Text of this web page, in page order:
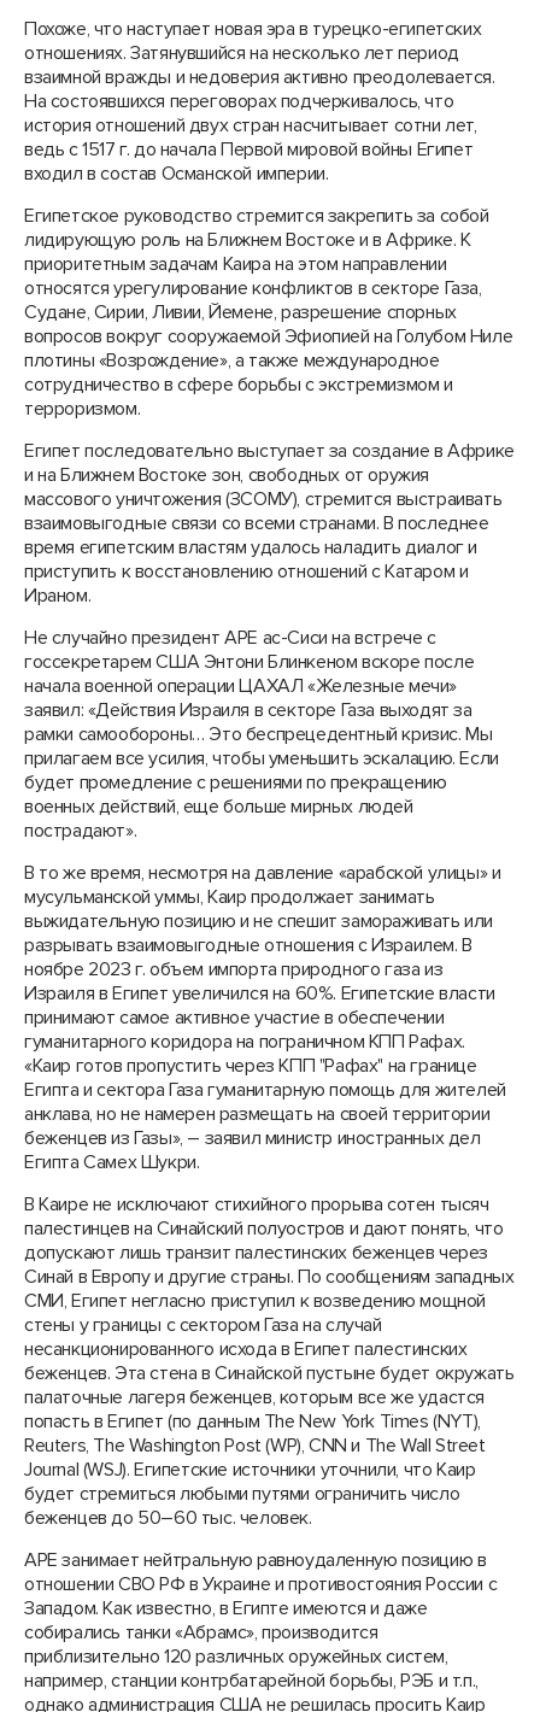
Похоже, что наступает новая эра в турецко-египетских
отношениях. Затянувшийся на несколько лет период
взаимной вражды и недоверия активно преодолевается.
На состоявшихся переговорах подчеркивалось, что
история отношений двух стран насчитывает сотни лет,
ведь с 1517 г. до начала Первой мировой войны Египет
входил в состав Османской империи.
Египетское руководство стремится закрепить за собой
лидирующую роль на Ближнем Востоке и в Африке. К
приоритетным задачам Каира на этом направлении
относятся урегулирование конфликтов в секторе Газа,
Судане, Сирии, Ливии, Йемене, разрешение спорных
вопросов вокруг сооружаемой Эфиопией на Голубом Ниле
плотины «Возрождение», а также международное
сотрудничество в сфере борьбы с экстремизмом и
терроризмом.
Египет последовательно выступает за создание в Африке
и на Ближнем Востоке зон, свободных от оружия
массового уничтожения (ЗСОМУ), стремится выстраивать
взаимовыгодные связи со всеми странами. В последнее
время египетским властям удалось наладить диалог и
приступить к восстановлению отношений с Катаром и
Ираном.
Не случайно президент АРЕ ас-Сиси на встрече с
госсекретарем США Энтони Блинкеном вскоре после
начала военной операции ЦАХАЛ «Железные мечи»
заявил: «Действия Израиля в секторе Газа выходят за
рамки самообороны… Это беспрецедентный кризис. Мы
прилагаем все усилия, чтобы уменьшить эскалацию. Если
будет промедление с решениями по прекращению
военных действий, еще больше мирных людей
пострадают».
В то же время, несмотря на давление «арабской улицы» и
мусульманской уммы, Каир продолжает занимать
выжидательную позицию и не спешит замораживать или
разрывать взаимовыгодные отношения с Израилем. В
ноябре 2023 г. объем импорта природного газа из
Израиля в Египет увеличился на 60%. Египетские власти
принимают самое активное участие в обеспечении
гуманитарного коридора на пограничном КПП Рафах.
«Каир готов пропустить через КПП "Рафах" на границе
Египта и сектора Газа гуманитарную помощь для жителей
анклава, но не намерен размещать на своей территории
беженцев из Газы», – заявил министр иностранных дел
Египта Самех Шукри.
В Каире не исключают стихийного прорыва сотен тысяч
палестинцев на Синайский полуостров и дают понять, что
допускают лишь транзит палестинских беженцев через
Синай в Европу и другие страны. По сообщениям западных
СМИ, Египет негласно приступил к возведению мощной
стены у границы с сектором Газа на случай
несанкционированного исхода в Египет палестинских
беженцев. Эта стена в Синайской пустыне будет окружать
палаточные лагеря беженцев, которым все же удастся
попасть в Египет (по данным The New York Times (NYT),
Reuters, The Washington Post (WP), CNN и The Wall Street
Journal (WSJ). Египетские источники уточнили, что Каир
будет стремиться любыми путями ограничить число
беженцев до 50–60 тыс. человек.
АРЕ занимает нейтральную равноудаленную позицию в
отношении СВО РФ в Украине и противостояния России с
Западом. Как известно, в Египте имеются и даже
собирались танки «Абрамс», производится
приблизительно 120 различных оружейных систем,
например, станции контрбатарейной борьбы, РЭБ и т.п.,
однако администрация США не решилась просить Каир